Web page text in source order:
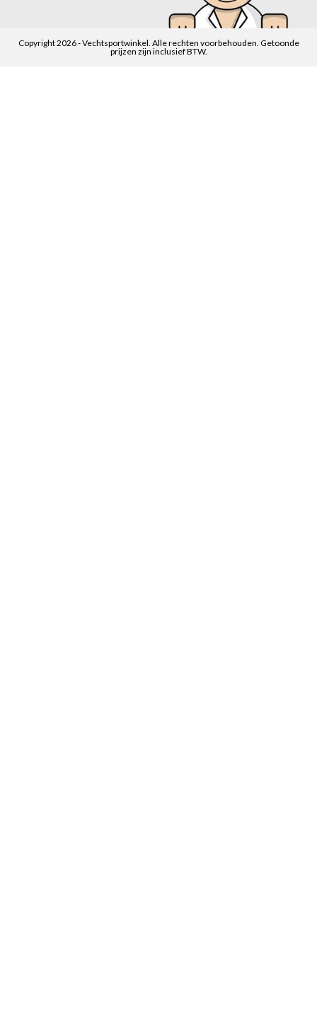
Copyright 2026 - Vechtsportwinkel. Alle rechten voorbehouden. Getoonde
prijzen zijn inclusief BTW.